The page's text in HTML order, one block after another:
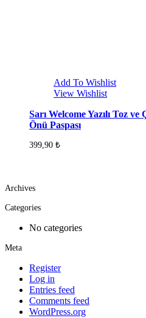
Add To Wishlist
View Wishlist
Sarı Welcome Yazılı Toz ve
Önü Paspası
399,90 ₺
Archives
Categories
No categories
Meta
Register
Log in
Entries feed
Comments feed
WordPress.org